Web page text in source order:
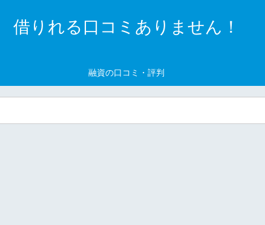
借りれる口コミありません！
融資の口コミ・評判